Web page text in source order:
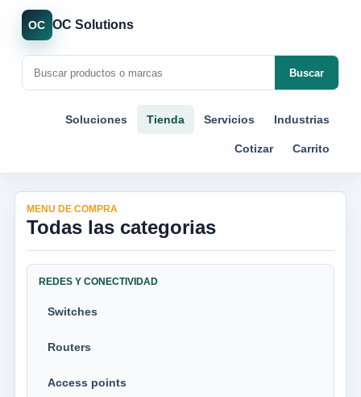
OC OC Solutions
Buscar
Soluciones Tienda Servicios Industrias
Cotizar Carrito
MENU DE COMPRA
Todas las categorias
REDES Y CONECTIVIDAD
Switches
Routers
Access points